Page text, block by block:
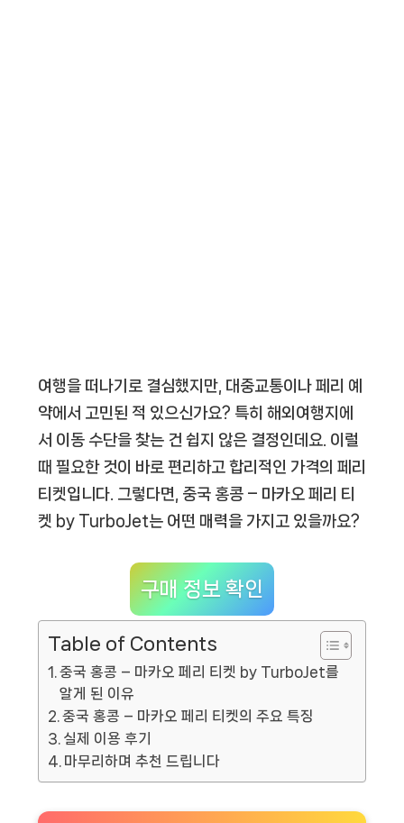
여행을 떠나기로 결심했지만, 대중교통이나 페리 예
약에서 고민된 적 있으신가요? 특히 해외여행지에
서 이동 수단을 찾는 건 쉽지 않은 결정인데요. 이럴
때 필요한 것이 바로 편리하고 합리적인 가격의 페리
티켓입니다. 그렇다면, 중국 홍콩 – 마카오 페리 티
켓 by TurboJet는 어떤 매력을 가지고 있을까요?
구매 정보 확인
Table of Contents
중국 홍콩 – 마카오 페리 티켓 by TurboJet를
알게 된 이유
중국 홍콩 – 마카오 페리 티켓의 주요 특징
실제 이용 후기
마무리하며 추천 드립니다